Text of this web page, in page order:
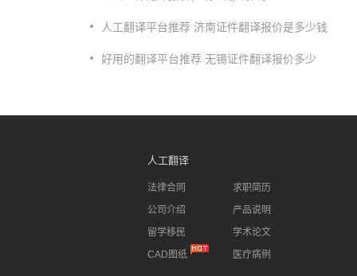
​人工翻译平台推荐 济南证件翻译报价是多少钱
​好用的翻译平台推荐 无锡证件翻译报价多少
人工翻译
法律合同
公司介绍
留学移民
CAD图纸
求职简历
产品说明
学术论文
医疗病例